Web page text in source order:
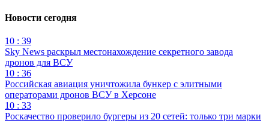
Новости сегодня
10 : 39
Sky News раскрыл местонахождение секретного завода
дронов для ВСУ
10 : 36
Российская авиация уничтожила бункер с элитными
операторами дронов ВСУ в Херсоне
10 : 33
Роскачество проверило бургеры из 20 сетей: только три марки